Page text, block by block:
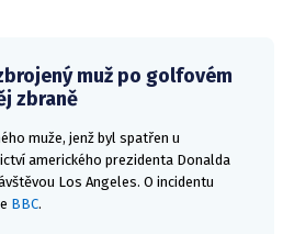
muž po golfovém
zbraně
muže, jenž byl spatřen u
amerického prezidenta Donalda
Los Angeles. O incidentu
BBC.